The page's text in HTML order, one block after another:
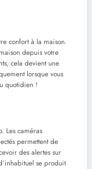
confort à la maison.
depuis votre
cela devient une
lorsque vous
quotidien !
Les caméras
permettent de
des alertes sur
se produit